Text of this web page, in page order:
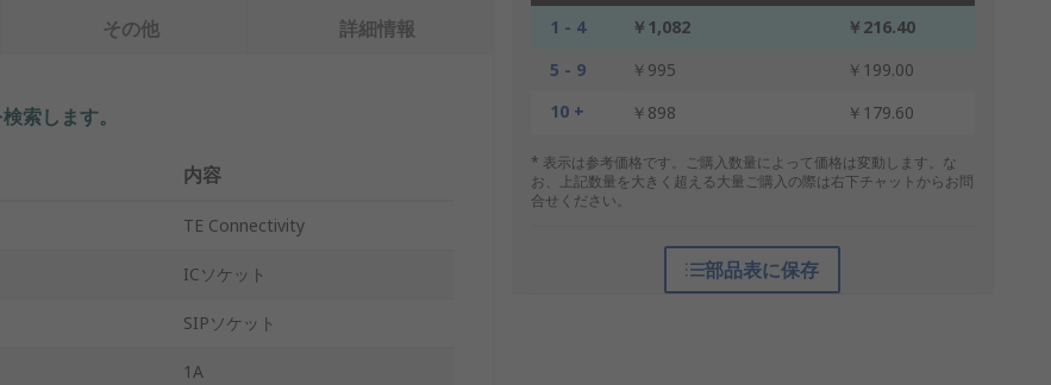
1 - 4 ￥1,082
￥216.40
5 - 9
￥995
￥199.00
10 +
￥898 ￥179.60
* 表示は参考価格です。ご購入数量によって価格は変動します。な
お、上記数量を大きく超える大量ご購入の際は右下チャットからお問
合せください。
部品表に保存
その他 詳細情報
索します。
内容
TE Connectivity
ICソケット
SIPソケット
1A